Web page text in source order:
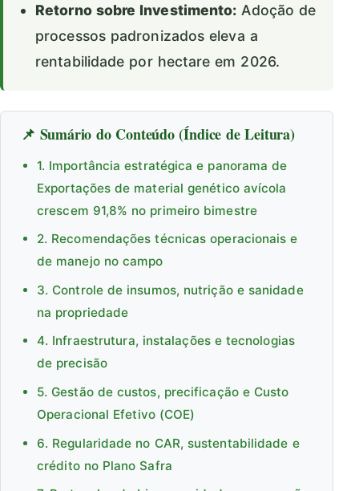
Retorno sobre Investimento: Adoção de
processos padronizados eleva a
rentabilidade por hectare em 2026.
📌 Sumário do Conteúdo (Índice de Leitura)
1. Importância estratégica e panorama de
Exportações de material genético avícola
crescem 91,8% no primeiro bimestre
2. Recomendações técnicas operacionais e
de manejo no campo
3. Controle de insumos, nutrição e sanidade
na propriedade
4. Infraestrutura, instalações e tecnologias
de precisão
5. Gestão de custos, precificação e Custo
Operacional Efetivo (COE)
6. Regularidade no CAR, sustentabilidade e
crédito no Plano Safra